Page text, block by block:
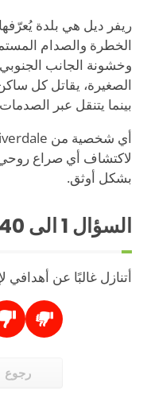
ريفر ديل هي بلدة
الخطرة والصدام
وخشونة الجانب
الصغيرة، يقاتل كل
بينما يتنقل عبر
لاكتشاف أي صراع
بشكل أوثق.
السؤال 1الى 40
أتنازل غالبًا عن أهدافي
رجوع